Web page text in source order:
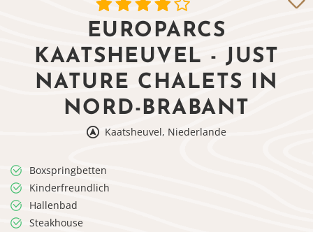
EUROPARCS
KAATSHEUVEL - JUST
NATURE CHALETS IN
NORD-BRABANT
Kaatsheuvel, Niederlande
Boxspringbetten
Kinderfreundlich
Hallenbad
Steakhouse